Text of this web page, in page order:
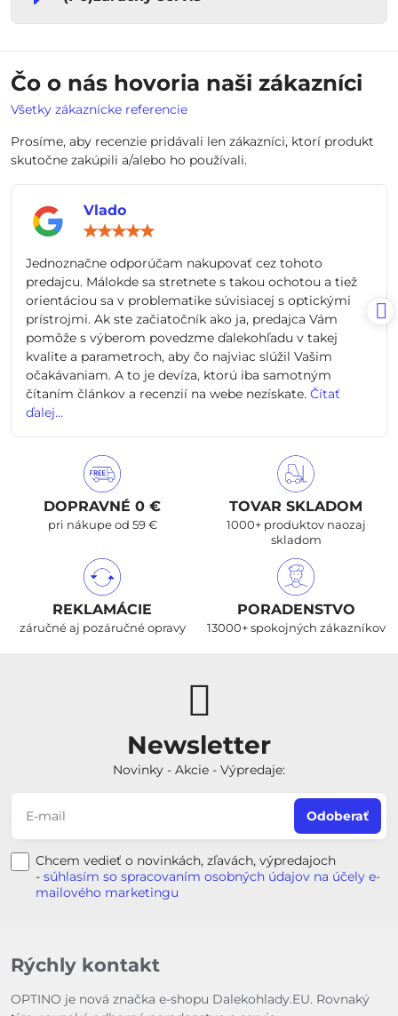
Čo o nás hovoria naši zákazníci
Všetky zákaznícke referencie
Prosíme, aby recenzie pridávali len zákazníci, ktorí produkt
skutočne zakúpili a/alebo ho používali.
Vlado
5
Jednoznačne odporúčam nakupovať cez tohoto
predajcu. Málokde sa stretnete s takou ochotou a tiež
orientáciou sa v problematike súvisiacej s optickými
prístrojmi. Ak ste začiatočník ako ja, predajca Vám
pomôže s výberom povedzme ďalekohľadu v takej
kvalite a parametroch, aby čo najviac slúžil Vašim
očakávaniam. A to je devíza, ktorú iba samotným
čítaním článkov a recenzií na webe nezískate. Čítať
ďalej...
DOPRAVNÉ 0 €
pri nákupe od 59 €
TOVAR SKLADOM
1000+ produktov naozaj
skladom
REKLAMÁCIE
záručné aj pozáručné opravy
PORADENSTVO
13000+ spokojných zákazníkov
Newsletter
Novinky - Akcie - Výpredaje:
Odoberať
Chcem vedieť o novinkách, zľavách, výpredajoch
- súhlasím so spracovaním osobných údajov na účely e-
mailového marketingu
Rýchly kontakt
OPTINO je nová značka e-shopu Dalekohlady.EU. Rovnaký